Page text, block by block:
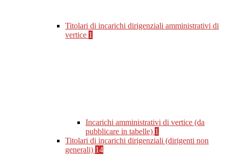
Titolari di incarichi dirigenziali amministrativi di
vertice 1
Incarichi amministrativi di vertice (da
pubblicare in tabelle) 1
Titolari di incarichi dirigenziali (dirigenti non
generali) 14